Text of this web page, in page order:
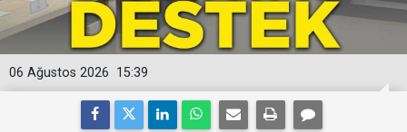
15:39
06 Ağustos 2026